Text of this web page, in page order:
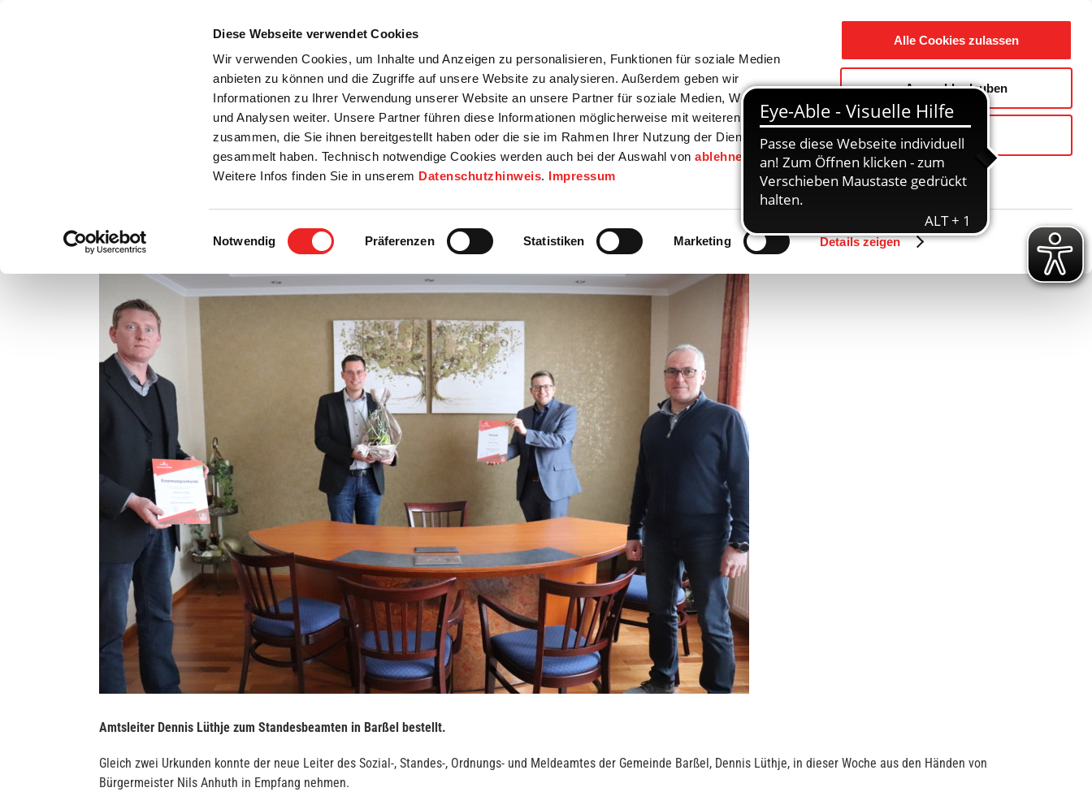
Diese Webseite verwendet Cookies
Wir verwenden Cookies, um Inhalte und Anzeigen zu personalisieren, Funktionen für soziale Medien
anbieten zu können und die Zugriffe auf unsere Website zu analysieren. Außerdem geben wir
Informationen zu Ihrer Verwendung unserer Website an unsere Partner für soziale Medien, Werbung
und Analysen weiter. Unsere Partner führen diese Informationen möglicherweise mit weiteren Daten
zusammen, die Sie ihnen bereitgestellt haben oder die sie im Rahmen Ihrer Nutzung der Dienste
gesammelt haben. Technisch notwendige Cookies werden auch bei der Auswahl vonablehnen
gesetzt.
Weitere Infos finden Sie in unserem Datenschutzhinweis. Impressum
Einwilligungsauswahl
Notwendig Präferenzen Statistiken Marketing Details zeigen
Alle Cookies zulassen
Auswahl erlauben
Ablehnen
Startseite
Bürgerservice Rats- / Bürgerinfo Wirtschaft / Wohnen Bildung / Soziales Touristik / Freizeit Gemeinde / Geschichte
Zurück
Verstärkung im Standesamt Barßel
Bild
Amtsleiter Dennis Lüthje zum Standesbeamten in Barßel bestellt.
Gleich zwei Urkunden konnte der neue Leiter des Sozial-, Standes-, Ordnungs- und Meldeamtes der Gemeinde Barßel, Dennis Lüthje, in dieser Woche aus den Händen von
Bürgermeister Nils Anhuth in Empfang nehmen.